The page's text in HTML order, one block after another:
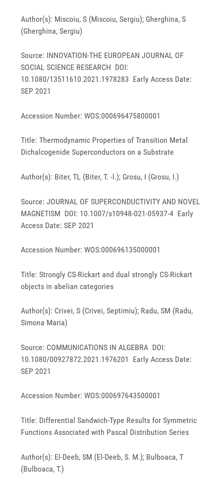
Author(s): Miscoiu, S (Miscoiu, Sergiu); Gherghina, S
(Gherghina, Sergiu)
Source: INNOVATION-THE EUROPEAN JOURNAL OF
SOCIAL SCIENCE RESEARCH DOI:
10.1080/13511610.2021.1978283 Early Access Date:
SEP 2021
Accession Number: WOS:000696475800001
Title: Thermodynamic Properties of Transition Metal
Dichalcogenide Superconductors on a Substrate
Author(s): Biter, TL (Biter, T. -l.); Grosu, I (Grosu, I.)
Source: JOURNAL OF SUPERCONDUCTIVITY AND NOVEL
MAGNETISM DOI: 10.1007/s10948-021-05937-4 Early
Access Date: SEP 2021
Accession Number: WOS:000696135000001
Title: Strongly CS-Rickart and dual strongly CS-Rickart
objects in abelian categories
Author(s): Crivei, S (Crivei, Septimiu); Radu, SM (Radu,
Simona Maria)
Source: COMMUNICATIONS IN ALGEBRA DOI:
10.1080/00927872.2021.1976201 Early Access Date:
SEP 2021
Accession Number: WOS:000697643500001
Title: Differential Sandwich-Type Results for Symmetric
Functions Associated with Pascal Distribution Series
Author(s): El-Deeb, SM (El-Deeb, S. M.); Bulboaca, T
(Bulboaca, T.)